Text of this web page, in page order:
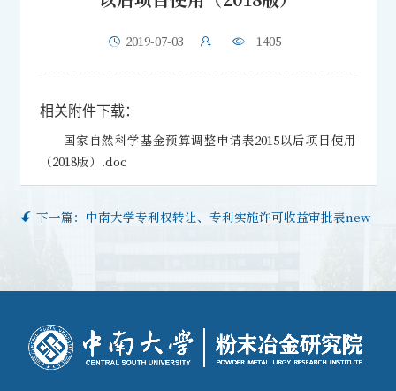
2019-07-03 1405
相关附件下载：
国家自然科学基金预算调整申请表2015以后项目使用
（2018版）.doc
下一篇： 中南大学专利权转让、专利实施许可收益审批表new